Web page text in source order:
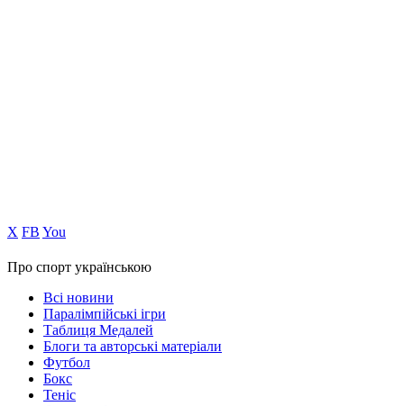
Х FB You
Про спорт українською
Всі новини
Паралімпійські ігри
Таблиця Медалей
Блоги та авторські матеріали
Футбол
Бокс
Теніс